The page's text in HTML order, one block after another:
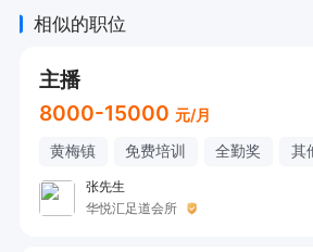
工作内容：
台、总配、厨房等所有基础工作
作内容
②在学习完所有基础工作岗位后
岗，工作期间基本全程站立，在
相似的职位
主播
8000-15000 元/月
黄梅镇 免费培训 全勤奖 其
张先生
华悦汇足道会所